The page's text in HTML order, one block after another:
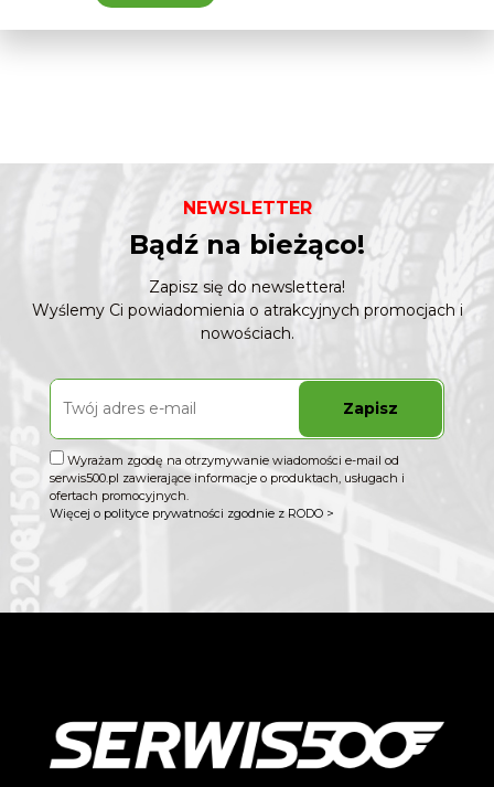
NEWSLETTER
Bądź na bieżąco!
Zapisz się do newslettera!
Wyślemy Ci powiadomienia o atrakcyjnych promocjach i
nowościach.
Zapisz
Wyrażam zgodę na otrzymywanie wiadomości e-mail od
serwis500.pl zawierające informacje o produktach, usługach i
ofertach promocyjnych.
Więcej o polityce prywatności zgodnie z RODO >